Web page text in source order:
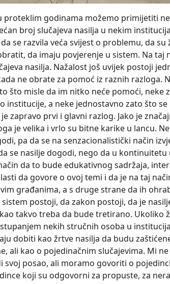
proteklim godinama možemo primijetiti
broj slučajeva nasilja u nekim
se razvila veća svijest o problemu, da
da imaju povjerenje u sistem. Na taj
nasilja. Nažalost još uvijek postoji
ne obrate za pomoć iz raznih razloga.
što misle da im nitko neće pomoći, neke
institucije, a neke jednostavno zato što
zapravo prvi i glavni razlog. Jako je
je velika i vrlo su bitne karike u lancu.
pa da se na senzacionalistički način
se nasilje dogodi, nego da u kontinuitetu
da to bude edukativnog sadržaja,
da govore o ovoj temi i da je na taj
građanima, a s druge strane da ih
postoji, da zakon postoji, da je
takvo treba da bude tretirano. Ukoliko
nekih stručnih osoba u
dobiti kao žrtve nasilja da budu
ali kao o pojedinačnim slučajevima. Mi
posao, ali moramo govoriti o
koji su odgovorni za propuste, za